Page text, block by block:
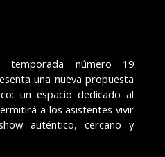
número 19
una nueva propuesta
un espacio dedicado al
a los asistentes vivir
auténtico, cercano y